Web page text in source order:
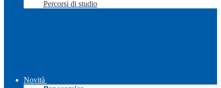
Percorsi di studio
Novità